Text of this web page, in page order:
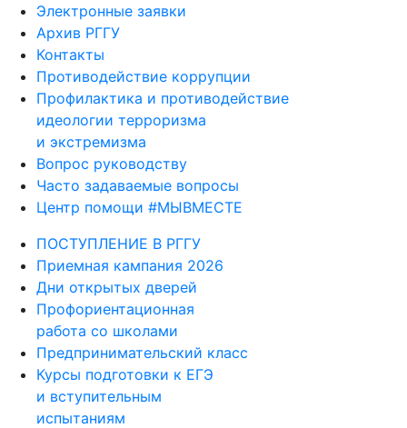
Электронные заявки
Архив РГГУ
Контакты
Противодействие коррупции
Профилактика и противодействие
идеологии терроризма
и экстремизма
Вопрос руководству
Часто задаваемые вопросы
Центр помощи #МЫВМЕСТЕ
ПОСТУПЛЕНИЕ В РГГУ
Приемная кампания 2026
Дни открытых дверей
Профориентационная
работа со школами
Предпринимательский класс
Курсы подготовки к ЕГЭ
и вступительным
испытаниям